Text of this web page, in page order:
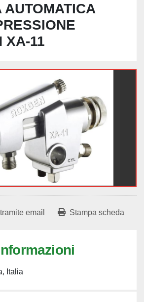
AUTOMATICA
XA-11
email Stampa scheda
Italia